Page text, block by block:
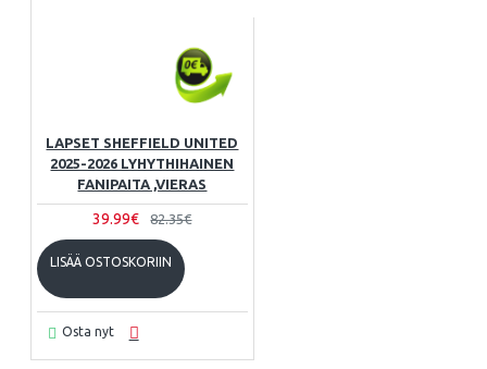
LAPSET SHEFFIELD UNITED
2025-2026 LYHYTHIHAINEN
FANIPAITA ,VIERAS
39.99€ 82.35€
LISÄÄ OSTOSKORIIN
Osta nyt